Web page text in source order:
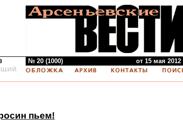
№ 20 (1000) от 15 мая 2012
пьем!